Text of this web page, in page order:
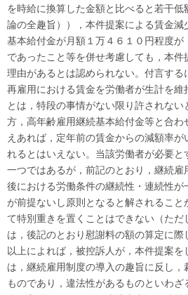
を時給に換算した金額と比べると若干
論の全趣旨）），本件提案による賃金
基本給付金が月額１万４６１０円程度
であったこと等を併せ考慮しても，本
理由があるとは認められない。付言する
再雇用における賃金を労働者が生計を維
とは，特段の事情がない限り許されな
方，高年齢雇用継続基本給付金等と合わ
えあれば，定年前の賃金からの減額率
れるとはいえない。当該労働者が必要
一つではあるが，前記のとおり，継続
後における労働条件の継続性・連続性が
が前提ないし原則となると解されるこ
て特別重きを置くことはできない（た
は，後記のとおり慰謝料の額の算定に際
以上によれば，被控訴人が，本件提案を
は，継続雇用制度の導入の趣旨に反し
ものであり，違法性があるものといわ